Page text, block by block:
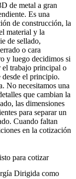
de metal a gran
Es una
de construcción, la
material y la
de sellado,
o cara
y luego decidimos si
el trabajo principal o
desde el principio.
No necesitamos una
que cambian la
las dimensiones
para separar un
Cuando faltan
en la cotización
para cotizar
Dirigida como